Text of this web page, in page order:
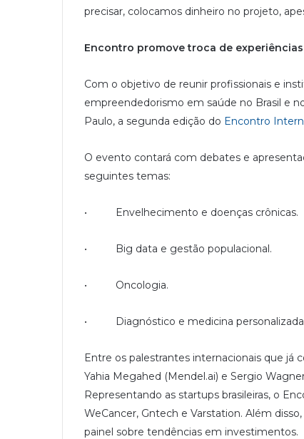
precisar, colocamos dinheiro no projeto,
Encontro promove troca de
Com o objetivo de reunir profissionais e
empreendedorismo em saúde no Brasil e
Paulo, a segunda edição do Encontro
O evento contará com debates e
seguintes temas:
• Envelhecimento e doenças crônicas.
• Big data e gestão populacional.
• Oncologia.
• Diagnóstico e medicina
Entre os palestrantes internacionais que já
Yahia Megahed (Mendel.ai) e Sergio
Representando as startups brasileiras, o
WeCancer, Gntech e Varstation. Além
painel sobre tendências em investimentos.